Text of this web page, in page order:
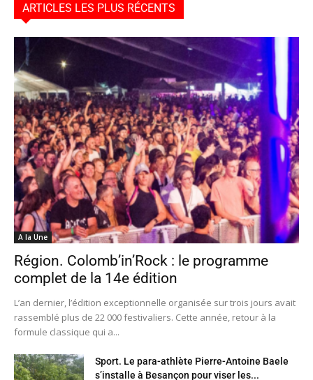
ARTICLES LES PLUS RÉCENTS
A la Une
Région. Colomb’in’Rock : le programme
complet de la 14e édition
L’an dernier, l’édition exceptionnelle organisée sur trois jours avait
rassemblé plus de 22 000 festivaliers. Cette année, retour à la
formule classique qui a...
Sport. Le para-athlète Pierre-Antoine Baele
s’installe à Besançon pour viser les...